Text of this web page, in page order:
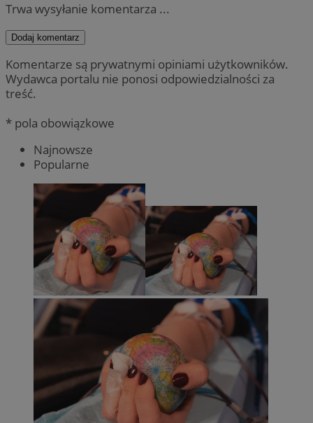
Trwa wysyłanie komentarza ...
Dodaj komentarz
Komentarze są prywatnymi opiniami użytkowników.
Wydawca portalu nie ponosi odpowiedzialności za
treść.
* pola obowiązkowe
Najnowsze
Popularne